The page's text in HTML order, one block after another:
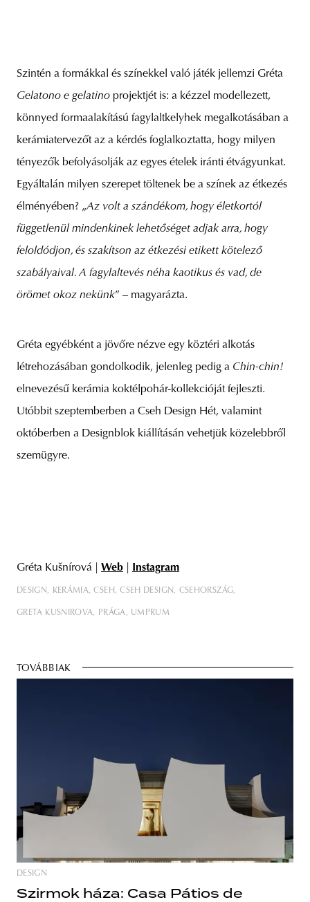
Szintén a formákkal és színekkel való játék jellemzi Gréta
Gelatono e gelatino projektjét is: a kézzel modellezett,
könnyed formaalakítású fagylaltkelyhek megalkotásában a
kerámiatervezőt az a kérdés foglalkoztatta, hogy milyen
tényezők befolyásolják az egyes ételek iránti étvágyunkat.
Egyáltalán milyen szerepet töltenek be a színek az étkezés
élményében? „Az volt a szándékom, hogy életkortól
függetlenül mindenkinek lehetőséget adjak arra, hogy
feloldódjon, és szakítson az étkezési etikett kötelező
szabályaival. A fagylaltevés néha kaotikus és vad, de
örömet okoz nekünk” – magyarázta.
Gréta egyébként a jövőre nézve egy köztéri alkotás
létrehozásában gondolkodik, jelenleg pedig a Chin-chin!
elnevezésű kerámia koktélpohár-kollekcióját fejleszti.
Utóbbit szeptemberben a Cseh Design Hét, valamint
októberben a Designblok kiállításán vehetjük közelebbről
szemügyre.
Gréta Kušnírová | Web Instagram
DESIGN KERÁMIA CSEH CSEH DESIGN CSEHORSZÁG
GRETA KUSNIROVA PRÁGA UMPRUM
TOVÁBBIAK
DESIGN
Szirmok háza: Casa Pátios de